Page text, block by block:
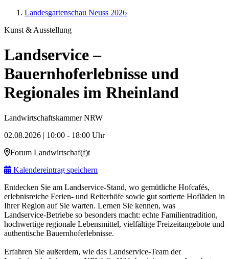
Landesgartenschau Neuss 2026
Kunst & Ausstellung
Landservice –
Bauernhoferlebnisse und
Regionales im Rheinland
Landwirtschaftskammer NRW
02.08.2026 | 10:00 - 18:00 Uhr
Forum Landwirtschaf(f)t
Kalendereintrag speichern
Entdecken Sie am Landservice‑Stand, wo gemütliche Hofcafés,
erlebnisreiche Ferien‑ und Reiterhöfe sowie gut sortierte Hofläden in
Ihrer Region auf Sie warten. Lernen Sie kennen, was
Landservice‑Betriebe so besonders macht: echte Familientradition,
hochwertige regionale Lebensmittel, vielfältige Freizeitangebote und
authentische Bauernhoferlebnisse.
Erfahren Sie außerdem, wie das Landservice‑Team der